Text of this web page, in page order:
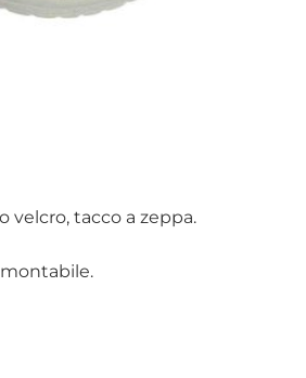
velcro, tacco a zeppa.